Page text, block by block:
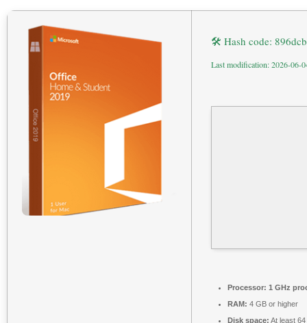
🛠 Hash code:
Last modification: 2026-06-
Processor: 1 GHz
RAM: 4 GB or higher
Disk space: At least